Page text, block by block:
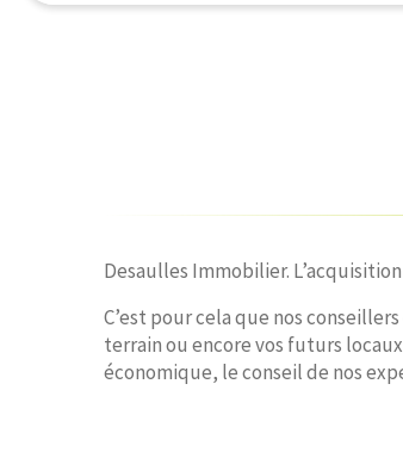
Desaulles Immobilier.
C’est pour cela que nos
terrain ou encore vos futurs
économique, le conseil de nos